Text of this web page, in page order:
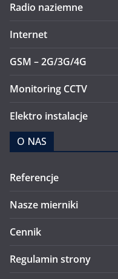
Radio naziemne
Internet
GSM – 2G/3G/4G
Monitoring CCTV
Elektro instalacje
O NAS
Referencje
Nasze mierniki
Cennik
Regulamin strony